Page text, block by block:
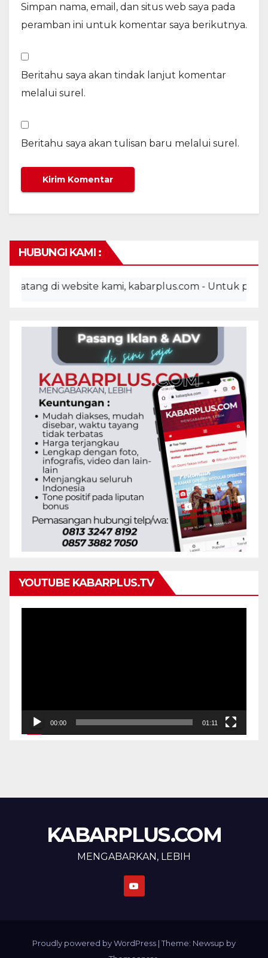
Simpan nama, email, dan situs web saya pada
peramban ini untuk komentar saya berikutnya.
Beritahu saya akan tindak lanjut komentar
melalui surel.
Beritahu saya akan tulisan baru melalui surel.
HUBUNGI KAMI :
di website kami, kabarplus.com - Untuk
YOUTUBE KABARPLUS.TV
00:00 01:11
KABARPLUS.COM
MENGABARKAN, LEBIH
Proudly powered by WordPress |Theme: Newsup by